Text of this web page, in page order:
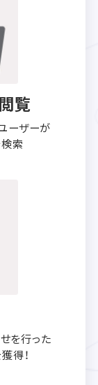
覧
ーザーが
索
を行った
得！